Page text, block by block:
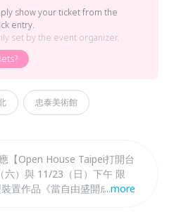
show your ticket from the
entry.
set by the event organizer.
忠泰美術館
【Open House Taipei打開台
）與 11/23（日）下午 限
置作品《當自由盛開成
...more